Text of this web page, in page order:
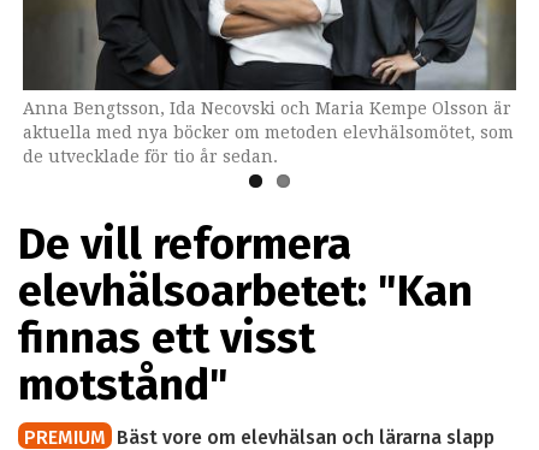
Anna Bengtsson, Ida Necovski och Maria Kempe Olsson är
aktuella med nya böcker om metoden elevhälsomötet, som
de utvecklade för tio år sedan.
Omslaget till en av böckerna om metoden elevhälsomötet.
De vill reformera
elevhälsoarbetet: "Kan
finnas ett visst
motstånd"
PREMIUM Bäst vore om elevhälsan och lärarna slapp